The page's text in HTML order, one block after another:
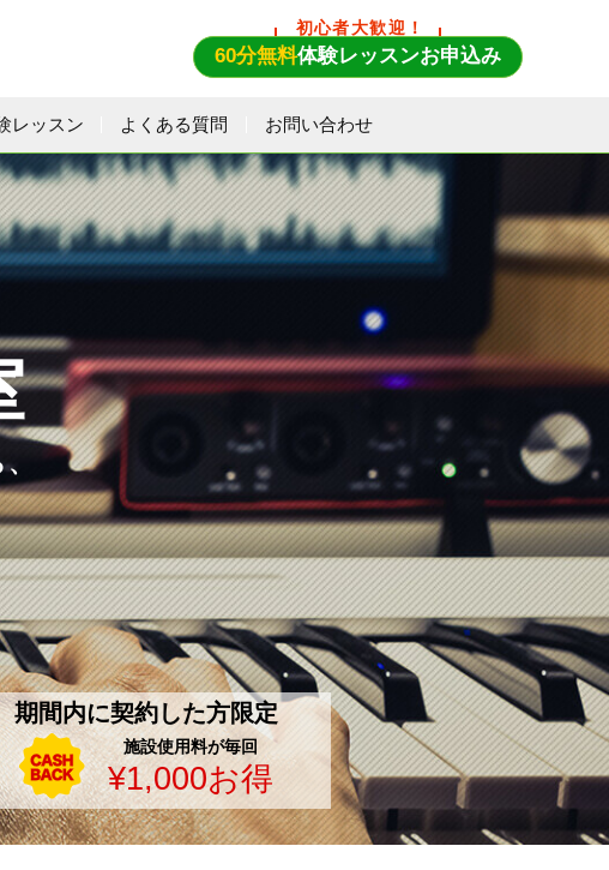
初心者大歓迎！
60分無料体験レッスンお申込み
レッスン よくある質問 お問い合わせ
期間内に契約した方限定
施設使用料が毎回
¥1,000お得